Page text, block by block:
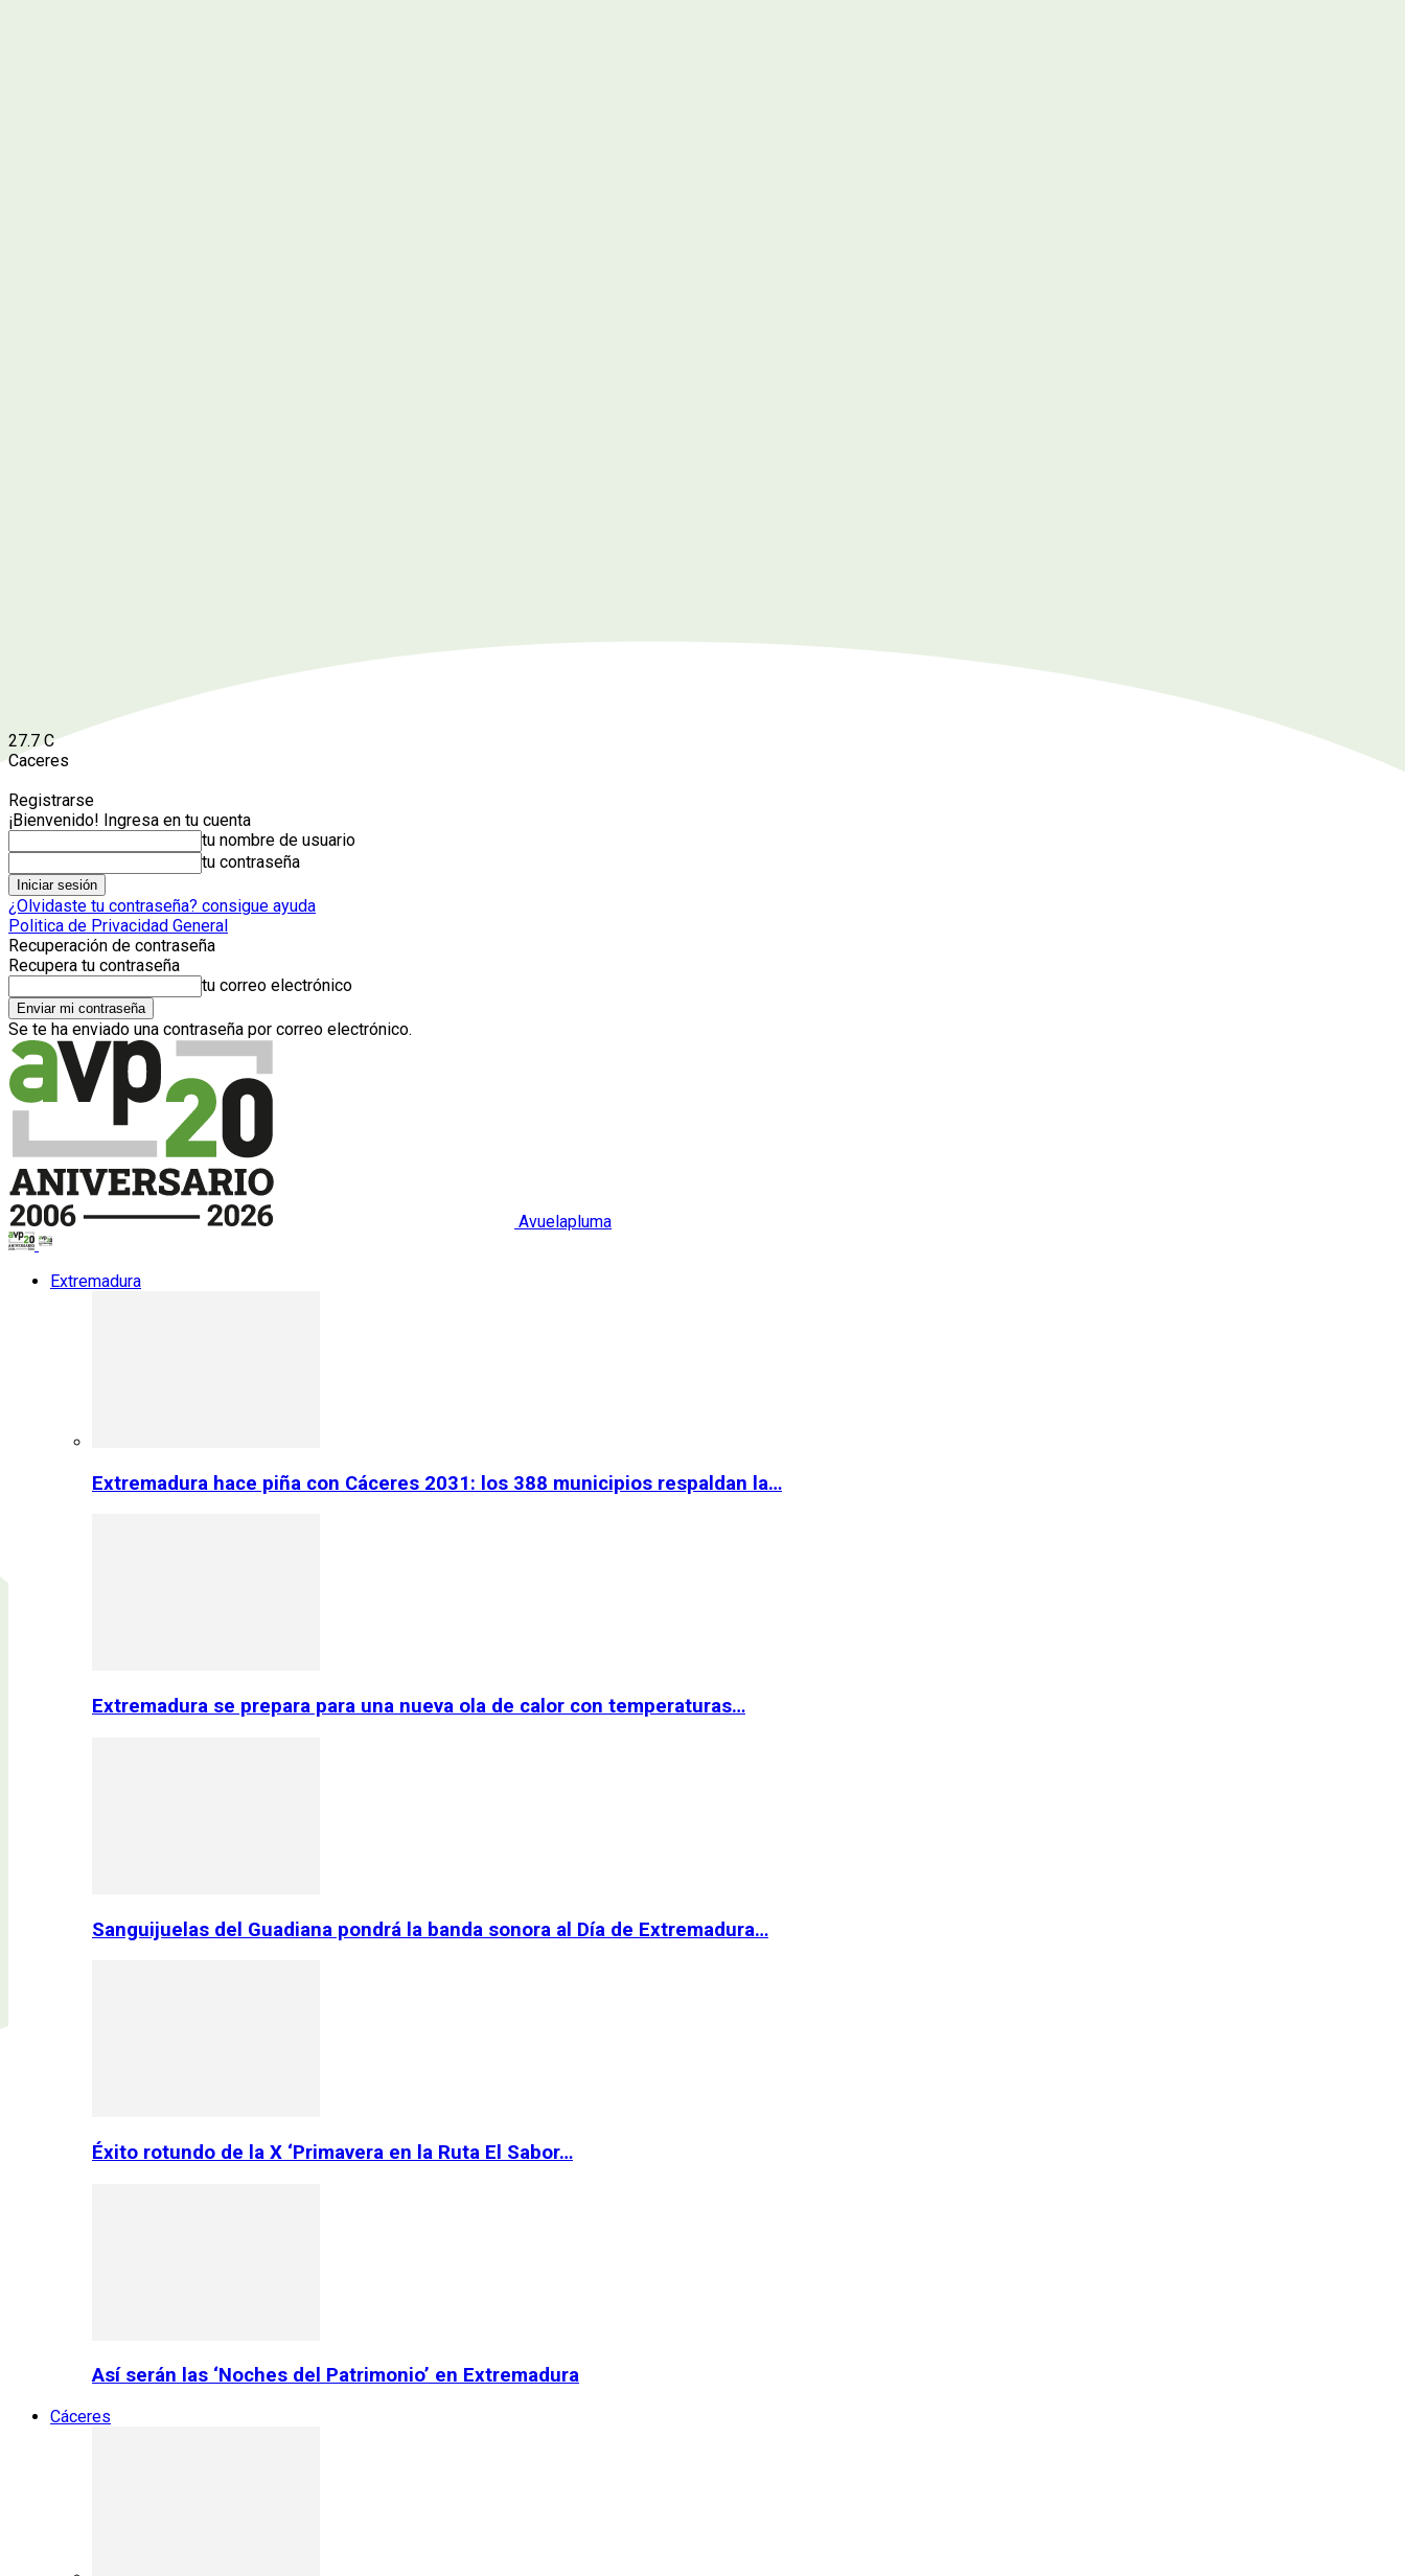
27.7 C
Caceres
Registrarse
¡Bienvenido! Ingresa en tu cuenta
tu nombre de usuario
tu contraseña
¿Olvidaste tu contraseña? consigue ayuda
Politica de Privacidad General
Recuperación de contraseña
Recupera tu contraseña
tu correo electrónico
Se te ha enviado una contraseña por correo electrónico.
Avuelapluma
Extremadura
Extremadura hace piña con Cáceres 2031: los 388 municipios respaldan la…
Extremadura se prepara para una nueva ola de calor con temperaturas…
Sanguijuelas del Guadiana pondrá la banda sonora al Día de Extremadura…
Éxito rotundo de la X ‘Primavera en la Ruta El Sabor…
Así serán las ‘Noches del Patrimonio’ en Extremadura
Cáceres